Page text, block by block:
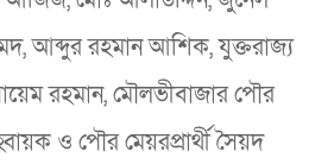
আব্দুর রহমান আশিক, যুক্তরাজ্য
রহমান, মৌলভীবাজার পৌর
ও পৌর মেয়রপ্রার্থী সৈয়দ